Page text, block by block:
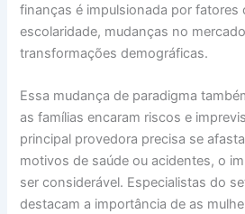
finanças é impulsionada por fatores
escolaridade, mudanças no
transformações demográficas.
Essa mudança de paradigma
as famílias encaram riscos e
principal provedora precisa se
motivos de saúde ou acidentes, o
ser considerável. Especialistas do
destacam a importância de as